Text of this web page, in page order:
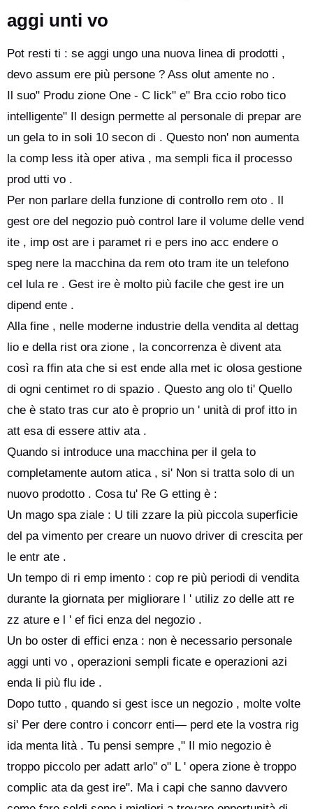
aggi unti vo
Pot resti ti : se aggi ungo una nuova linea di prodotti ,
devo assum ere più persone ? Ass olut amente no .
Il suo" Produ zione One - C lick" e" Bra ccio robo tico
intelligente" Il design permette al personale di prepar are
un gela to in soli 10 secon di . Questo non' non aumenta
la comp less ità oper ativa , ma sempli fica il processo
prod utti vo .
Per non parlare della funzione di controllo rem oto . Il
gest ore del negozio può control lare il volume delle vend
ite , imp ost are i paramet ri e pers ino acc endere o
speg nere la macchina da rem oto tram ite un telefono
cel lula re . Gest ire è molto più facile che gest ire un
dipend ente .
Alla fine , nelle moderne industrie della vendita al dettag
lio e della rist ora zione , la concorrenza è divent ata
così ra ffin ata che si est ende alla met ic olosa gestione
di ogni centimet ro di spazio . Questo ang olo ti' Quello
che è stato tras cur ato è proprio un ' unità di prof itto in
att esa di essere attiv ata .
Quando si introduce una macchina per il gela to
completamente autom atica , si' Non si tratta solo di un
nuovo prodotto . Cosa tu' Re G etting è :
Un mago spa ziale : U tili zzare la più piccola superficie
del pa vimento per creare un nuovo driver di crescita per
le entr ate .
Un tempo di ri emp imento : cop re più periodi di vendita
durante la giornata per migliorare l ' utiliz zo delle att re
zz ature e l ' ef fici enza del negozio .
Un bo oster di effici enza : non è necessario personale
aggi unti vo , operazioni sempli ficate e operazioni azi
enda li più flu ide .
Dopo tutto , quando si gest isce un negozio , molte volte
si' Per dere contro i concorr enti— perd ete la vostra rig
ida menta lità . Tu pensi sempre ," Il mio negozio è
troppo piccolo per adatt arlo" o" L ' opera zione è troppo
complic ata da gest ire". Ma i capi che sanno davvero